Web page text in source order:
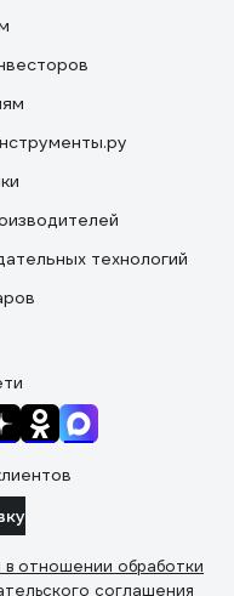
технологий
в отношении обработки
соглашения